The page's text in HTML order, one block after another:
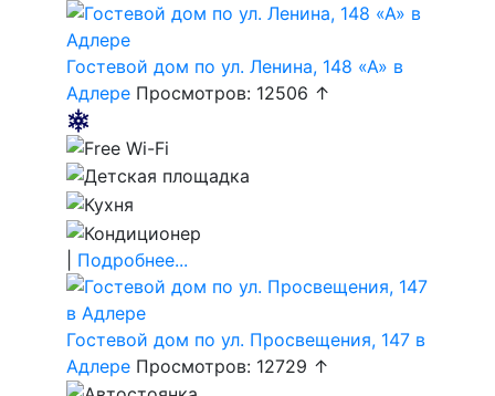
Гостевой дом по ул. Ленина, 148 «А» в
Адлере Просмотров: 12506 ↑
Подробнее...
Гостевой дом по ул. Просвещения, 147 в
Адлере Просмотров: 12729 ↑